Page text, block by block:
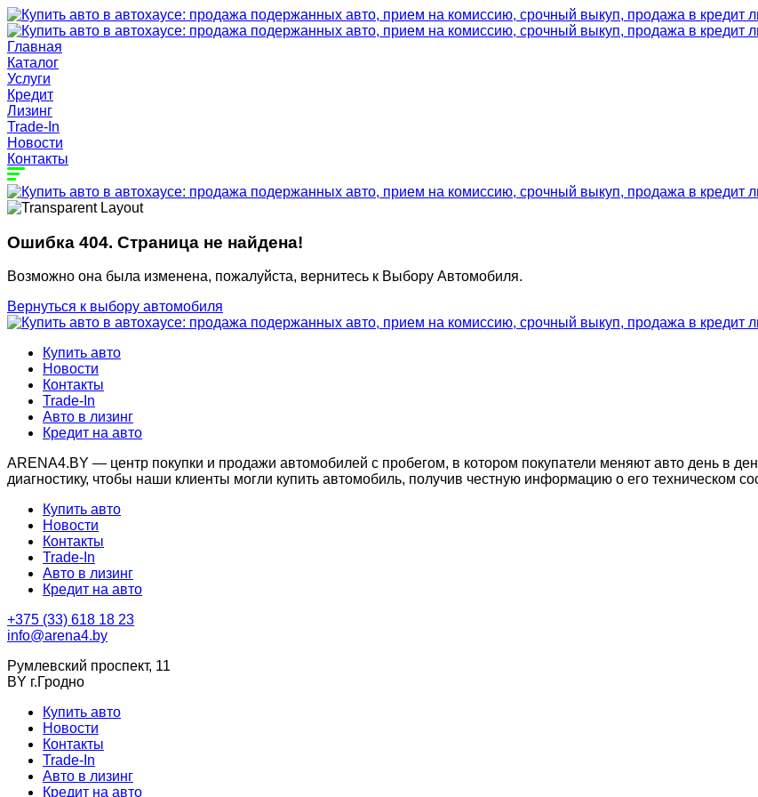
Главная
Каталог
Услуги
Кредит
Лизинг
Trade-In
Новости
Контакты
Ошибка 404. Страница не найдена!
Возможно она была изменена, пожалуйста, вернитесь к Выбору Автомобиля.
Вернуться к выбору автомобиля
Купить авто
Новости
Контакты
Trade-In
Авто в лизинг
Кредит на авто
ARENA4.BY — центр покупки и продажи автомобилей с пробегом, в котором покупатели меняют авто день в
диагностику, чтобы наши клиенты могли купить автомобиль, получив честную информацию о его техническом
Купить авто
Новости
Контакты
Trade-In
Авто в лизинг
Кредит на авто
+375 (33) 618 18 23
info@arena4.by
Румлевский проспект, 11
BY г.Гродно
Купить авто
Новости
Контакты
Trade-In
Авто в лизинг
Кредит на авто